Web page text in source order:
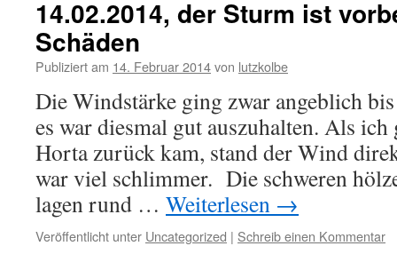
14.02.2014, der Sturm ist
Schäden
Publiziert am 14. Februar 2014von lutzkolbe
Die Windstärke ging zwar angeblich
es war diesmal gut auszuhalten. Als ich
Horta zurück kam, stand der Wind
war viel schlimmer. Die schweren
lagen rund … Weiterlesen →
Veröffentlicht unter Uncategorized | Schreib einen Kommentar